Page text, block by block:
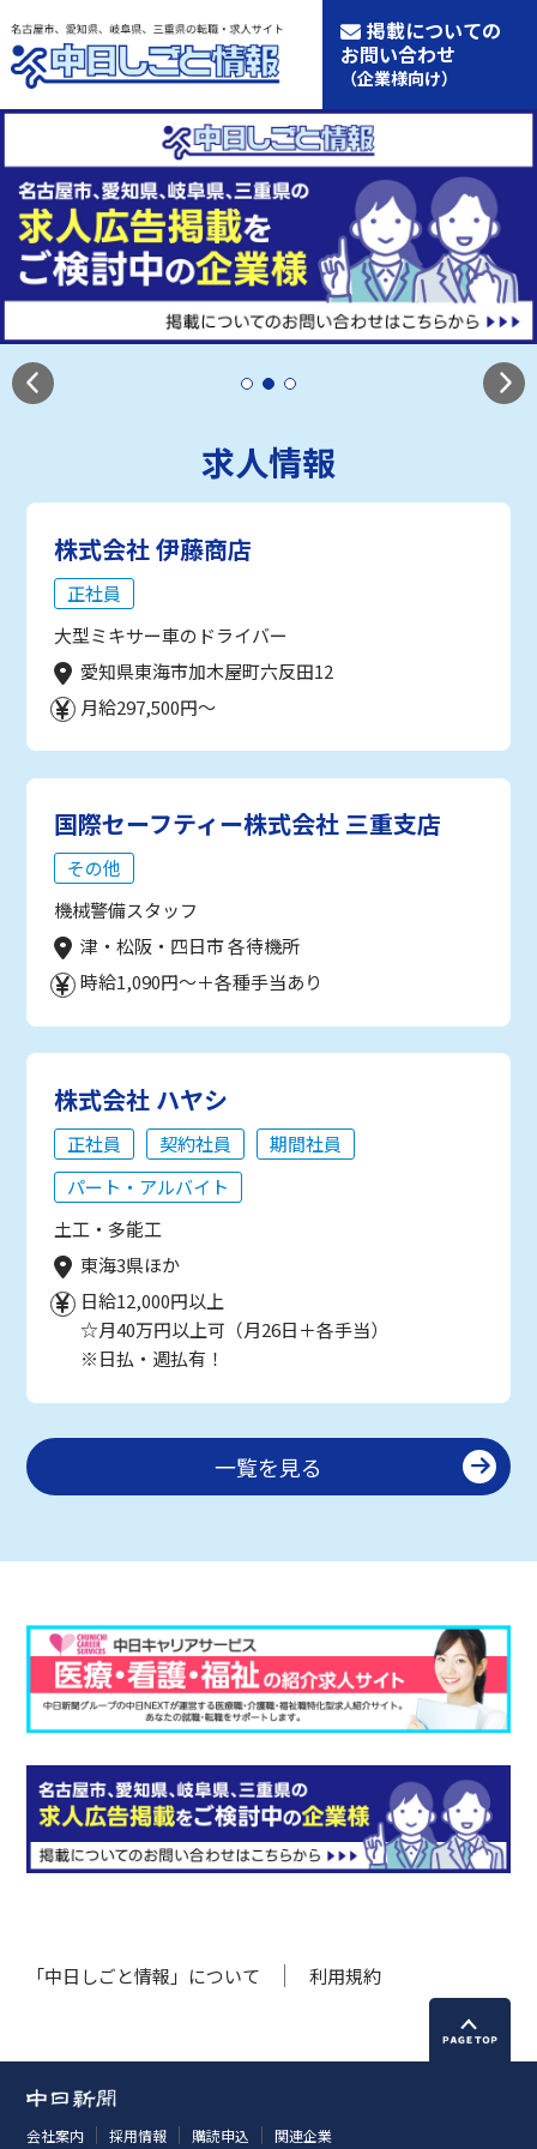
掲載についての
お問い合わせ
（企業様向け）
求人情報
株式会社 伊藤商店
正社員
大型ミキサー車のドライバー
愛知県東海市加木屋町六反田12
月給297,500円～
国際セーフティー株式会社 三重支店
その他
機械警備スタッフ
津・松阪・四日市 各待機所
時給1,090円～＋各種手当あり
株式会社 ハヤシ
正社員 契約社員
期間社員
パート・アルバイト
土工・多能工
東海3県ほか
日給12,000円以上
☆月40万円以上可（月26日＋各手当）
※日払・週払有！
一覧を見る
「中日しごと情報」について 利用規約
会社案内 採用情報 購読申込 関連企業